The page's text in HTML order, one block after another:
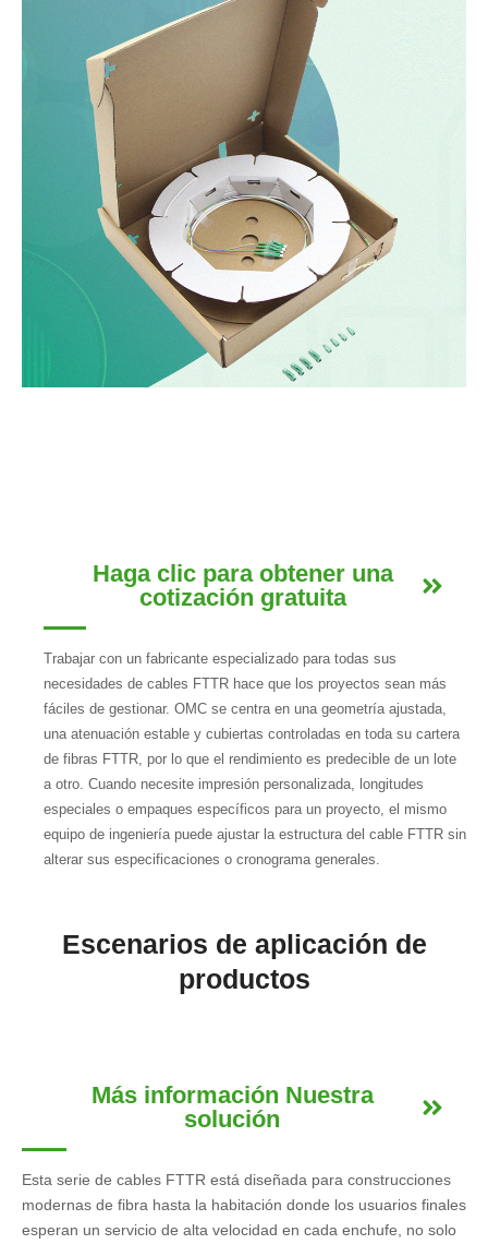
Haga clic para obtener una
cotización gratuita
Trabajar con un fabricante especializado para todas sus
necesidades de cables FTTR hace que los proyectos sean más
fáciles de gestionar. OMC se centra en una geometría ajustada,
una atenuación estable y cubiertas controladas en toda su cartera
de fibras FTTR, por lo que el rendimiento es predecible de un lote
a otro. Cuando necesite impresión personalizada, longitudes
especiales o empaques específicos para un proyecto, el mismo
equipo de ingeniería puede ajustar la estructura del cable FTTR sin
alterar sus especificaciones o cronograma generales.
Escenarios de aplicación de
productos
Más información Nuestra
solución
Esta serie de cables FTTR está diseñada para construcciones
modernas de fibra hasta la habitación donde los usuarios finales
esperan un servicio de alta velocidad en cada enchufe, no solo